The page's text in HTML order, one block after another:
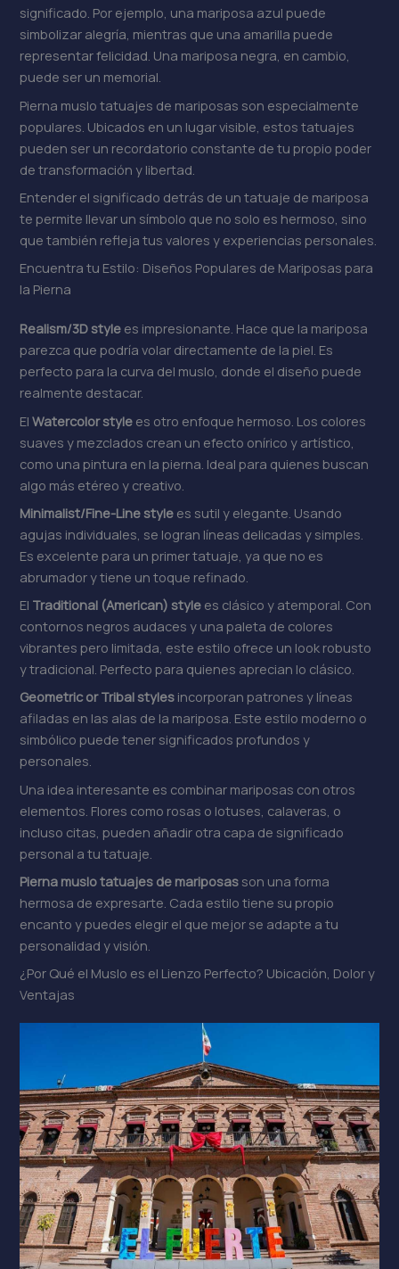
significado. Por ejemplo, una mariposa azul puede
simbolizar alegría, mientras que una amarilla puede
representar felicidad. Una mariposa negra, en cambio,
puede ser un memorial.
Pierna muslo tatuajes de mariposas son especialmente
populares. Ubicados en un lugar visible, estos tatuajes
pueden ser un recordatorio constante de tu propio poder
de transformación y libertad.
Entender el significado detrás de un tatuaje de mariposa
te permite llevar un símbolo que no solo es hermoso, sino
que también refleja tus valores y experiencias personales.
Encuentra tu Estilo: Diseños Populares de Mariposas para
la Pierna
Realism/3D style es impresionante. Hace que la mariposa
parezca que podría volar directamente de la piel. Es
perfecto para la curva del muslo, donde el diseño puede
realmente destacar.
ElWatercolor style es otro enfoque hermoso. Los colores
suaves y mezclados crean un efecto onírico y artístico,
como una pintura en la pierna. Ideal para quienes buscan
algo más etéreo y creativo.
Minimalist/Fine-Line style es sutil y elegante. Usando
agujas individuales, se logran líneas delicadas y simples.
Es excelente para un primer tatuaje, ya que no es
abrumador y tiene un toque refinado.
El Traditional (American) style es clásico y atemporal. Con
contornos negros audaces y una paleta de colores
vibrantes pero limitada, este estilo ofrece un look robusto
y tradicional. Perfecto para quienes aprecian lo clásico.
Geometric or Tribal styles incorporan patrones y líneas
afiladas en las alas de la mariposa. Este estilo moderno o
simbólico puede tener significados profundos y
personales.
Una idea interesante es combinar mariposas con otros
elementos. Flores como rosas o lotuses, calaveras, o
incluso citas, pueden añadir otra capa de significado
personal a tu tatuaje.
Pierna muslo tatuajes de mariposas son una forma
hermosa de expresarte. Cada estilo tiene su propio
encanto y puedes elegir el que mejor se adapte a tu
personalidad y visión.
¿Por Qué el Muslo es el Lienzo Perfecto? Ubicación, Dolor y
Ventajas